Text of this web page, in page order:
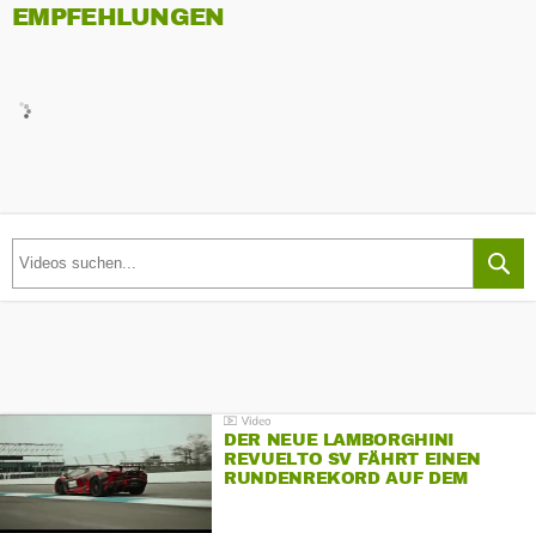
EMPFEHLUNGEN
DER NEUE LAMBORGHINI
REVUELTO SV FÄHRT EINEN
RUNDENREKORD AUF DEM